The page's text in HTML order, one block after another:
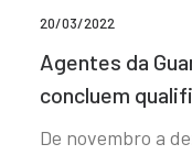
20/03/2022
Agentes da
concluem
De novembro a